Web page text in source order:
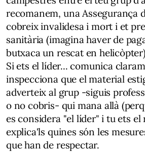
recomanem, una Assegurança
cobreix invalidesa i mort i et
sanitària (imagina haver de
butxaca un rescat en
Si ets el líder... comunica
inspecciona que el material
adverteix al grup -siguis
o no cobris- qui mana allà
es considera "el líder" i tu ets el
explica'ls quines són les
que han de respectar.